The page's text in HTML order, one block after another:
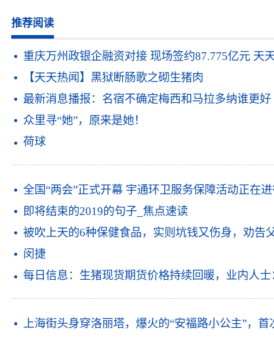
推荐阅读
重庆万州政银企融资对接 现场签约87.775亿元 天
【天天热闻】黑狱断肠歌之砌生猪肉
最新消息播报：名宿不确定梅西和马拉多纳谁更
众里寻“她”，原来是她！
荷球
全国“两会”正式开幕 宇通环卫服务保障活动正在
即将结束的2019的句子_焦点速读
被吹上天的6种保健食品，实则坑钱又伤身，劝告
闵捷
每日信息：生猪现货期货价格持续回暖，业内人
上海街头身穿洛丽塔，爆火的“安福路小公主”，首